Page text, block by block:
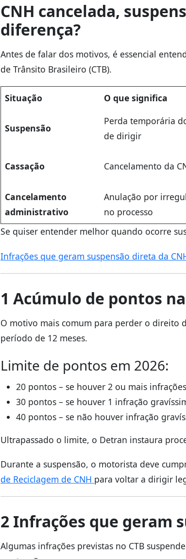
CNH cancelada,
diferença?
Antes de falar dos motivos, é essencial
de Trânsito Brasileiro (CTB).
Situação O que significa
Suspensão
Perda temporária
de dirigir
Cassação Cancelamento da
Cancelamento
administrativo
Anulação por
no processo
Se quiser entender melhor quando ocorre
Infrações que geram suspensão direta da
1 Acúmulo de pontos
O motivo mais comum para perder o direito
período de 12 meses.
Limite de pontos em 2026:
20 pontos – se houver 2 ou mais
30 pontos – se houver 1 infração
40 pontos – se não houver infração
Ultrapassado o limite, o Detran instaura
Durante a suspensão, o motorista deve
de Reciclagem de CNH para voltar a dirigir
2 Infrações que geram
Algumas infrações previstas no CTB